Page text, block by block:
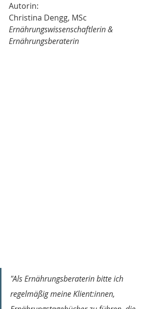
Autorin:
Christina Dengg, MSc
Ernährungswissenschaftlerin &
Ernährungsberaterin
"Als Ernährungsberaterin bitte ich
regelmäßig meine Klient:innen,